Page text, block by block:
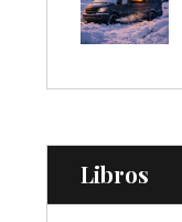
Libros